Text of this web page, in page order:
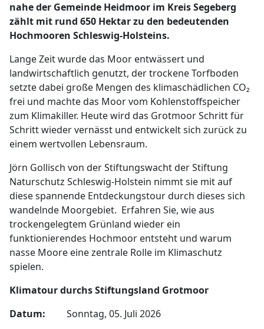
nahe der Gemeinde Heidmoor im Kreis Segeberg
zählt mit rund 650 Hektar zu den bedeutenden
Hochmooren Schleswig-Holsteins.
Lange Zeit wurde das Moor entwässert und
landwirtschaftlich genutzt, der trockene Torfboden
setzte dabei große Mengen des klimaschädlichen CO₂
frei und machte das Moor vom Kohlenstoffspeicher
zum Klimakiller. Heute wird das Grotmoor Schritt für
Schritt wieder vernässt und entwickelt sich zurück zu
einem wertvollen Lebensraum.
Jörn Gollisch von der Stiftungswacht der Stiftung
Naturschutz Schleswig-Holstein nimmt sie mit auf
diese spannende Entdeckungstour durch dieses sich
wandelnde Moorgebiet. Erfahren Sie, wie aus
trockengelegtem Grünland wieder ein
funktionierendes Hochmoor entsteht und warum
nasse Moore eine zentrale Rolle im Klimaschutz
spielen.
Klimatour durchs Stiftungsland Grotmoor
Datum: Sonntag, 05. Juli 2026